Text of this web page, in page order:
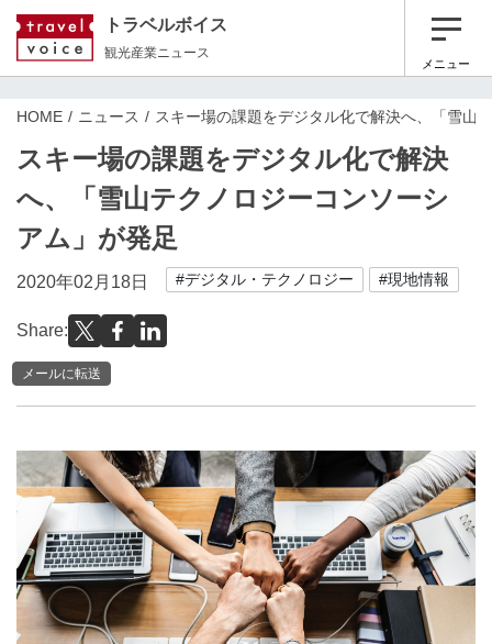
トラベルボイス
観光産業ニュース
メニュー
HOME ニュース スキー場の課題をデジタル化で解決へ、「雪山
スキー場の課題をデジタル化で解決
へ、「雪山テクノロジーコンソーシ
アム」が発足
2020年02月18日 #デジタル・テクノロジー #現地情報
Share:
メールに転送